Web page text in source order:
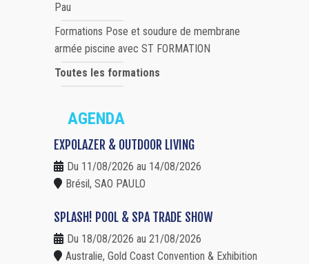
Pau
Formations Pose et soudure de membrane
armée piscine avec ST FORMATION
Toutes les formations
AGENDA
EXPOLAZER & OUTDOOR LIVING
Du 11/08/2026 au 14/08/2026
Brésil, SAO PAULO
SPLASH! POOL & SPA TRADE SHOW
Du 18/08/2026 au 21/08/2026
Australie, Gold Coast Convention & Exhibition